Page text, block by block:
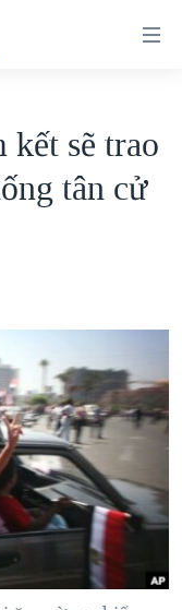
QUÁ KHỨ VÀ HIỆN
kết sẽ trao
tân cử